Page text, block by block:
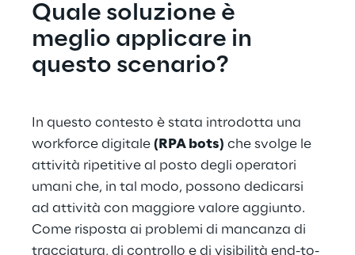
Quale soluzione è
meglio applicare in
questo scenario?
In questo contesto è stata introdotta una
workforce digitale (RPA bots) che svolge le
attività ripetitive al posto degli operatori
umani che, in tal modo, possono dedicarsi
ad attività con maggiore valore aggiunto.
Come risposta ai problemi di mancanza di
tracciatura, di controllo e di visibilità end-to-